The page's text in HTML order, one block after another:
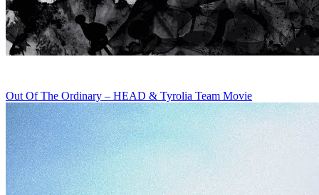
Out Of The Ordinary – HEAD & Tyrolia Team Movie